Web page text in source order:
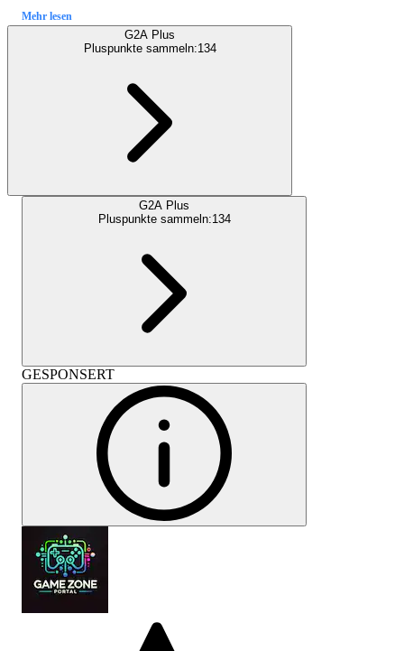
Mehr lesen
G2A Plus
Pluspunkte sammeln:134
G2A Plus
Pluspunkte sammeln:134
GESPONSERT